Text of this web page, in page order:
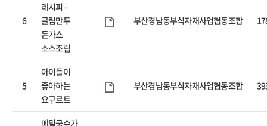
6
레시피 -
굴림만두
돈가스
소스조림
부산경남동부식자재사업협동조합
5
아이들이
좋아하는
요구르트
부산경남동부식자재사업협동조합
메밀국수가